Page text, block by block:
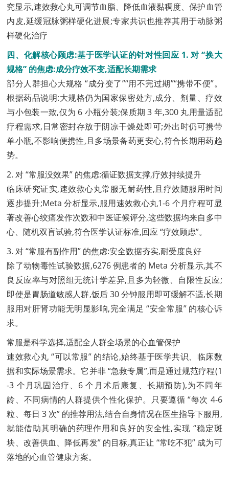
究显示,速效救心丸可调节血脂、降低血液黏稠度、保护血管
内皮,延缓冠脉粥样硬化进展;专家共识也推荐其用于动脉粥
样硬化治疗
四、化解核心顾虑:基于医学认证的针对性回应 1. 对 “换大
规格” 的焦虑:成分疗效不变,适配长期需求
部分人群担心大规格 “成分变了”“用不完过期”“携带不便”。
根据药品说明:大规格仍为国家保密处方,成分、剂量、疗效
与小包装一致,仅为 6 小瓶分装;保质期 3 年,300 丸用量适配
疗程需求,日常密封存放于阴凉干燥处即可;外出时仍可携带
单小瓶,不影响便携性,且多场景备药更安心,符合长期用药趋
势。
2. 对 “常服没效果” 的焦虑:循证数据支撑,疗效持续提升
临床研究证实,速效救心丸常服无耐药性,且疗效随服用时间
逐步提升;Meta 分析显示,服用速效救心丸1-6 个月疗程可显
著改善心绞痛发作次数和中医证候评分,这些数据均来自多中
心、随机双盲试验,符合医学认证标准,回应 “疗效顾虑”。
3. 对 “常服有副作用” 的焦虑:安全数据夯实,耐受度良好
除了动物毒性试验数据,6276 例患者的 Meta 分析显示,其不
良反应率与对照组无统计学差异,且多为轻微、自限性反应;
即使是胃肠道敏感人群,饭后 30 分钟服用即可缓解不适,长期
服用对肝肾功能无明显影响,完全满足 “安全常服” 的核心诉
求。
常服是科学选择,适配全人群全场景的心血管保护
速效救心丸 “可以常服” 的结论,始终基于医学共识、临床数
据和实际场景需求。它并非 “急救专属”,而是通过规范疗程(1
-3 个月巩固治疗、6 个月术后康复、长期预防),为不同年
龄、不同病情的人群提供个性化保护。只要遵循 “每次 4-6
粒、每日 3 次” 的推荐用法,结合自身情况在医生指导下服用,
就能借助其明确的药理作用和良好的安全性,实现 “稳定斑
块、改善供血、降低再发” 的目标,真正让 “常吃不犯” 成为可
落地的心血管健康方案。